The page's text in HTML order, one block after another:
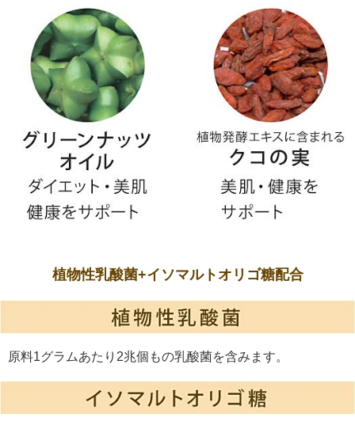
植物性乳酸菌+イソマルトオリゴ糖配合
原料1グラムあたり2兆個もの乳酸菌を含みます。